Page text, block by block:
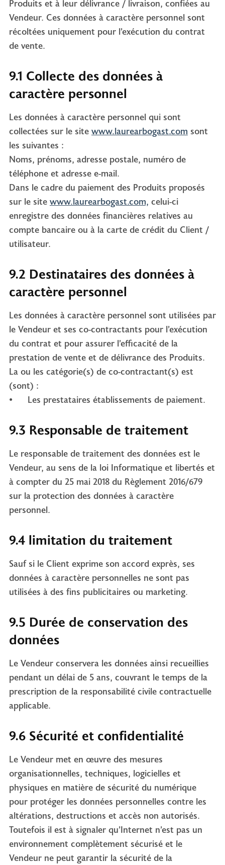
Produits et à leur délivrance / livraison, confiées au
Vendeur. Ces données à caractère personnel sont
récoltées uniquement pour l’exécution du contrat
de vente.
9.1 Collecte des données à
caractère personnel
Les données à caractère personnel qui sont
collectées sur le site www.laurearbogast.com sont
les suivantes :
Noms, prénoms, adresse postale, numéro de
téléphone et adresse e-mail.
Dans le cadre du paiement des Produits proposés
sur le site www.laurearbogast.com, celui-ci
enregistre des données financières relatives au
compte bancaire ou à la carte de crédit du Client /
utilisateur.
9.2 Destinataires des données à
caractère personnel
Les données à caractère personnel sont utilisées par
le Vendeur et ses co-contractants pour l’exécution
du contrat et pour assurer l’efficacité de la
prestation de vente et de délivrance des Produits.
La ou les catégorie(s) de co-contractant(s) est
(sont) :
• Les prestataires établissements de paiement.
9.3 Responsable de traitement
Le responsable de traitement des données est le
Vendeur, au sens de la loi Informatique et libertés et
à compter du 25 mai 2018 du Règlement 2016/679
sur la protection des données à caractère
personnel.
9.4 limitation du traitement
Sauf si le Client exprime son accord exprès, ses
données à caractère personnelles ne sont pas
utilisées à des fins publicitaires ou marketing.
9.5 Durée de conservation des
données
Le Vendeur conservera les données ainsi recueillies
pendant un délai de 5 ans, couvrant le temps de la
prescription de la responsabilité civile contractuelle
applicable.
9.6 Sécurité et confidentialité
Le Vendeur met en œuvre des mesures
organisationnelles, techniques, logicielles et
physiques en matière de sécurité du numérique
pour protéger les données personnelles contre les
altérations, destructions et accès non autorisés.
Toutefois il est à signaler qu’Internet n’est pas un
environnement complètement sécurisé et le
Vendeur ne peut garantir la sécurité de la